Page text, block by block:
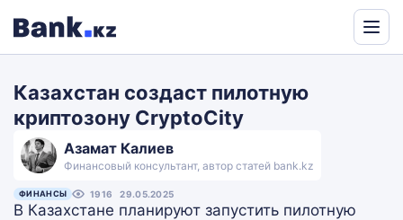
Казахстан создаст пилотную
криптозону CryptoCity
Азамат Калиев
Финансовый консультант, автор статей bank.kz
ФИНАНСЫ 1916 29.05.2025
В Казахстане планируют запустить пилотную